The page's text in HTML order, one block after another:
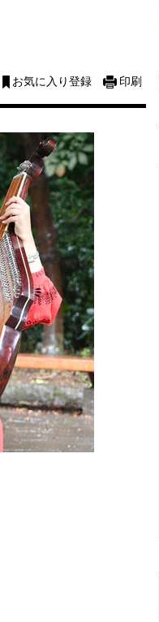
お気に入り登録 印刷